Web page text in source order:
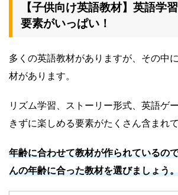
【子供向け英語教材】英語学
要素がいっぱい！
多くの英語教材がありますが、その中
材があります。
リズム学習、ストーリー形式、英語ゲ
きずに楽しめる要素がたくさん含まれて
年齢に合わせて教材が作られているの
んの年齢に合った教材を選びましょう